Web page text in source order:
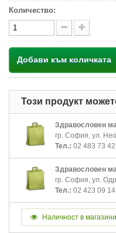
Количество:
Добави към количката
Този продукт
Здравословен
гр. София, ул.
Тел.: 02 483 73 42
Здравословен
гр. София, ул.
Тел.: 02 423 09 14
Наличност в